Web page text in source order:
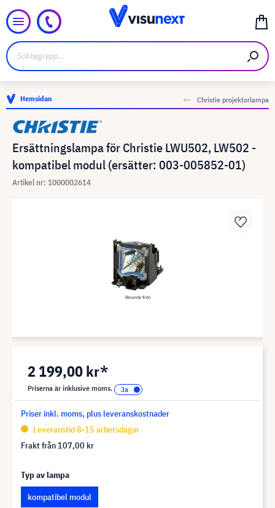
Hemsidan Christie projektorlampa
Ersättningslampa för Christie LWU502, LW502 -
kompatibel modul (ersätter: 003-005852-01)
Artikel nr: 1000002614
2 199,00 kr*
Priserna är inklusive moms.
Priser inkl. moms, plus leveranskostnader
Leveranstid 8-15 arbetsdagar
Frakt från 107,00 kr
Typ av lampa
kompatibel modul